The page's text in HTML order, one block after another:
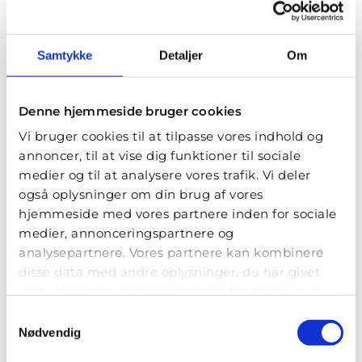
Samtykke Detaljer Om
Denne hjemmeside bruger cookies
Vi bruger cookies til at tilpasse vores indhold og
annoncer, til at vise dig funktioner til sociale
medier og til at analysere vores trafik. Vi deler
også oplysninger om din brug af vores
hjemmeside med vores partnere inden for sociale
medier, annonceringspartnere og
analysepartnere. Vores partnere kan kombinere
disse data med andre oplysninger, du har givet
Nødvendig
Blekinge Boulevard 2
2630 Taastrup
mail@sth-servicehunde.dk
LÆS OGSÅ...